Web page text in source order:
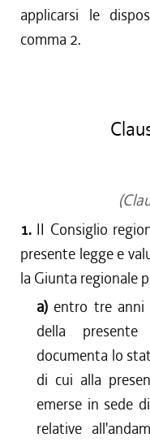
applicarsi le
comma 2.
1. II Consiglio
presente legge e
la Giunta regionale
a) entro tre anni
della
documenta lo
di cui alla
emerse in sede
relative